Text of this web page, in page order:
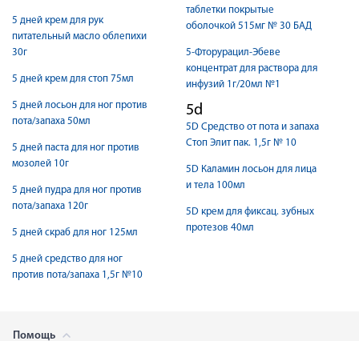
5 дней крем для рук
питательный масло облепихи
30г
5 дней крем для стоп 75мл
5 дней лосьон для ног против
пота/запаха 50мл
5 дней паста для ног против
мозолей 10г
5 дней пудра для ног против
пота/запаха 120г
5 дней скраб для ног 125мл
5 дней средство для ног
против пота/запаха 1,5г №10
таблетки покрытые
оболочкой 515мг № 30 БАД
5-Фторурацил-Эбеве
концентрат для раствора для
инфузий 1г/20мл №1
5d
5D Cредство от пота и запаха
Стоп Элит пак. 1,5г № 10
5D Каламин лосьон для лица
и тела 100мл
5D крем для фиксац. зубных
протезов 40мл
Помощь